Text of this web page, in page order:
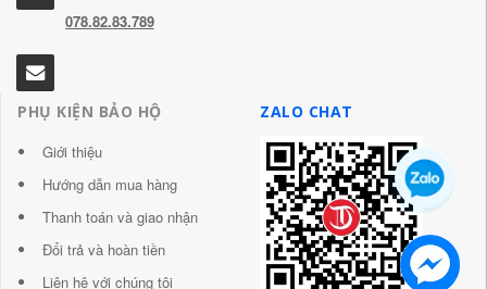
078.82.83.789
PHỤ KIỆN BẢO HỘ
Giới thiệu
Hướng dẫn mua hàng
Thanh toán và giao nhận
Đổi trả và hoàn tiền
Liên hệ với chúng tôi
ZALO CHAT